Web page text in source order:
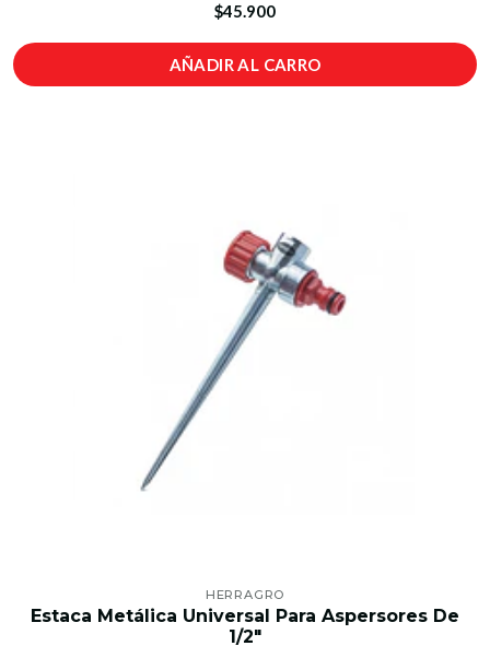
$45.900
AÑADIR AL CARRO
HERRAGRO
Estaca Metálica Universal Para Aspersores De
1/2"